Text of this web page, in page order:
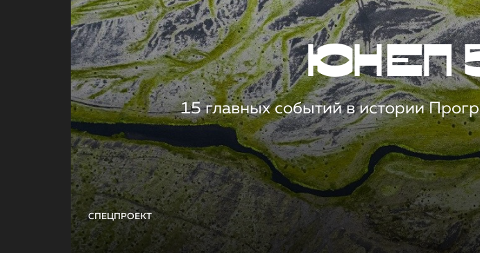
СПЕЦПРОЕКТ
ЮНЕП
15 главных событий в истории